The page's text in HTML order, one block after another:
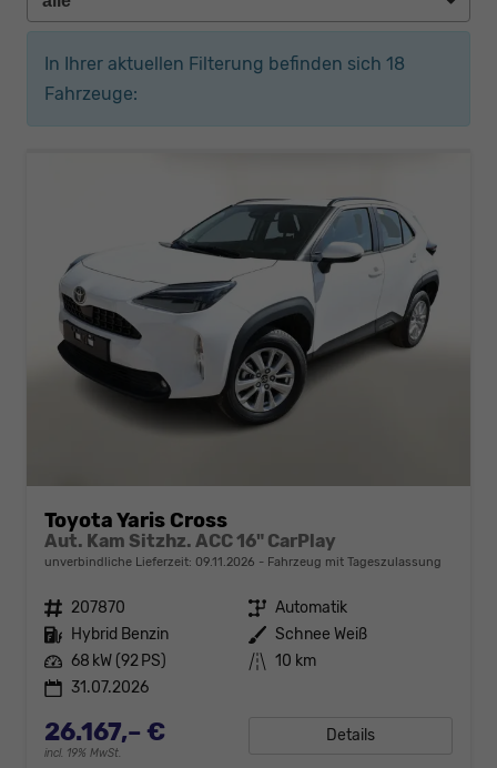
In Ihrer aktuellen Filterung befinden sich 18
Fahrzeuge:
Toyota Yaris Cross
Aut. Kam Sitzhz. ACC 16" CarPlay
unverbindliche Lieferzeit: 09.11.2026 Fahrzeug mit Tageszulassung
Fahrzeugnr. 207870 Getriebe Automatik
Kraftstoff Hybrid Benzin Außenfarbe Schnee Weiß
Leistung 68 kW (92 PS) Kilometerstand 10 km
31.07.2026
26.167,– €
incl. 19% MwSt.
Details